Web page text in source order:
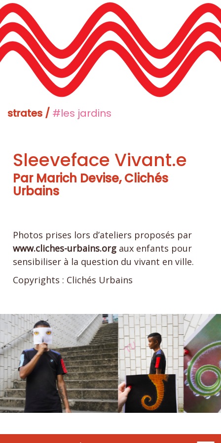
strates / #les jardins
Sleeveface Vivant.e
Par Marich Devise, Clichés
Urbains
Photos prises lors d’ateliers proposés par
www.cliches-urbains.org aux enfants pour
sensibiliser à la question du vivant en ville.
Copyrights : Clichés Urbains